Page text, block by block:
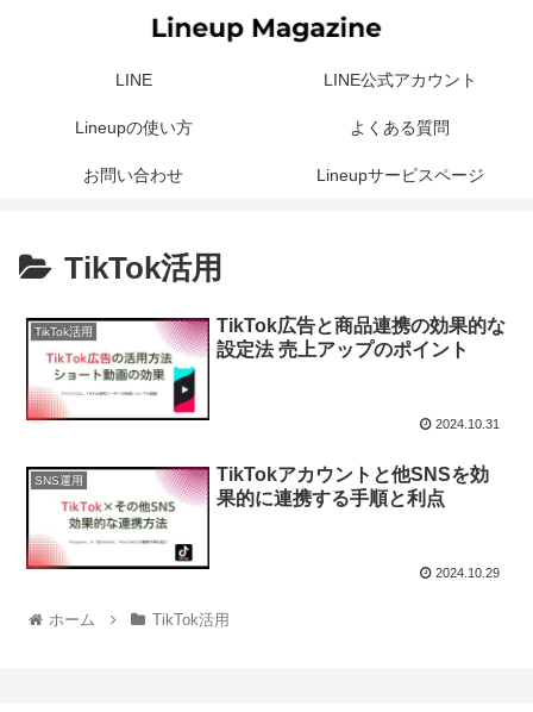
LINE LINE公式アカウント
Lineupの使い方 よくある質問
お問い合わせ Lineupサービスページ
TikTok活用
TikTok活用
TikTok広告と商品連携の効果的な
設定法 売上アップのポイント
2024.10.31
SNS運用
TikTokアカウントと他SNSを効
果的に連携する手順と利点
2024.10.29
ホーム TikTok活用